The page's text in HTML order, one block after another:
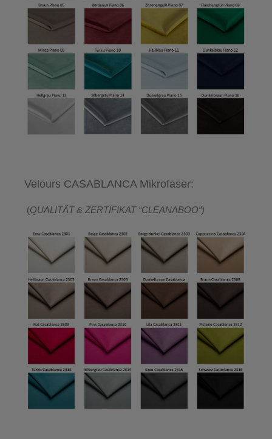
Velours CASABLANCA Mikrofaser:
(QUALITÄT & ZERTIFIKAT “CLEANABOO”)